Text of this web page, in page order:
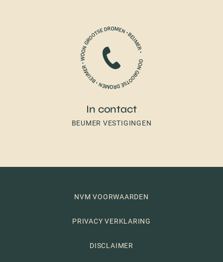
In contact
BEUMER VESTIGINGEN
NVM VOORWAARDEN
PRIVACY VERKLARING
DISCLAIMER